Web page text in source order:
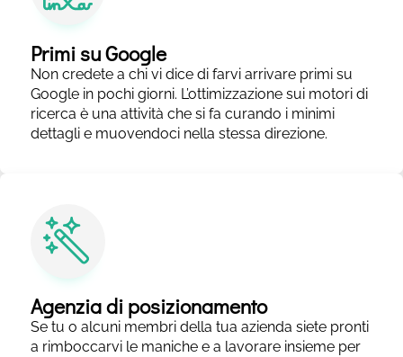
Primi su Google
Non credete a chi vi dice di farvi arrivare primi su
Google in pochi giorni. L’ottimizzazione sui motori di
ricerca è una attività che si fa curando i minimi
dettagli e muovendoci nella stessa direzione.
Agenzia di posizionamento
Se tu o alcuni membri della tua azienda siete pronti
a rimboccarvi le maniche e a lavorare insieme per